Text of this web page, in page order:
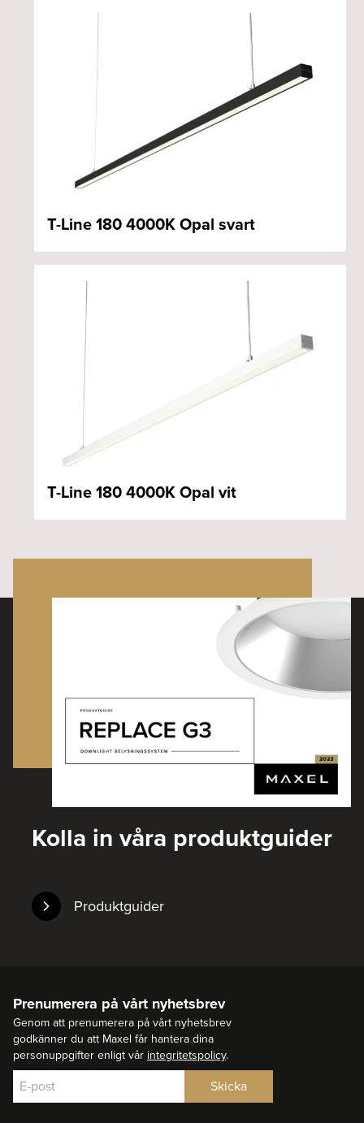
T-Line 180 4000K Opal svart
T-Line 180 4000K Opal vit
Kolla in våra produktguider
Produktguider
Prenumerera på vårt nyhetsbrev
Genom att prenumerera på vårt nyhetsbrev
godkänner du att Maxel får hantera dina
personuppgifter enligt vår integritetspolicy.